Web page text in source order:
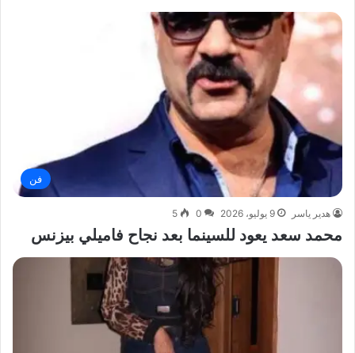
فن
هدير ياسر 9 يوليو، 2026 0
5
محمد سعد يعود للسينما بعد نجاح فاميلي بيزنس